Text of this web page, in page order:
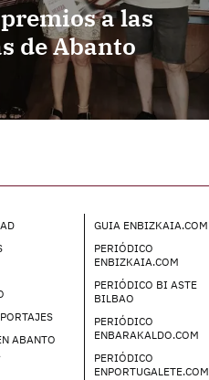
a las
de Abanto
ABANTO
GUIA ENBIZKAIA.COM
PERIÓDICO
ENBIZKAIA.COM
PERIÓDICO BI ASTE
BILBAO
PERIÓDICO
ENBARAKALDO.COM
PERIÓDICO
ENPORTUGALETE.COM